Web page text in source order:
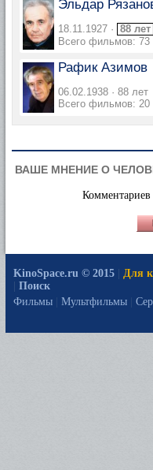
Эльдар
18.11.1927 · 88 лет
Всего фильмов: 73
Рафик Азимов
06.02.1938 · 88 лет
Всего фильмов: 20
ВАШЕ МНЕНИЕ О
KinoSpace.ru © 2015 Для
Поиск
Фильмы
Мультфильмы